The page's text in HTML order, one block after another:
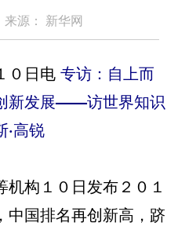
来源： 新华网
日电 专访：自上而
新发展——访世界知识
·高锐
构１０日发布２０１
中国排名再创新高，跻